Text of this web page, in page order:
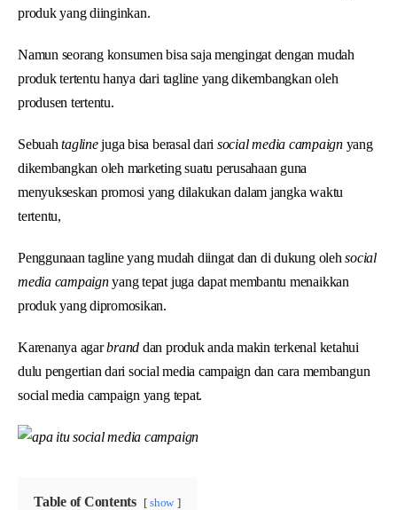
produk yang diinginkan.
Namun seorang konsumen bisa saja mengingat dengan mudah
produk tertentu hanya dari tagline yang dikembangkan oleh
produsen tertentu.
Sebuahtaglinejuga bisa berasal dari social media campaign yang
dikembangkan oleh marketing suatu perusahaan guna
menyukseskan promosi yang dilakukan dalam jangka waktu
tertentu,
Penggunaan tagline yang mudah diingat dan di dukung olehsocial
media campaignyang tepat juga dapat membantu menaikkan
produk yang dipromosikan.
Karenanya agarbrand dan produk anda makin terkenal ketahui
dulu pengertian dari social media campaign dan cara membangun
social media campaign yang tepat.
Table of Contents show